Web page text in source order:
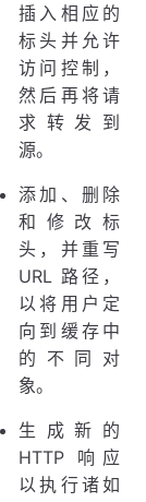
插入相应的
标头并允许
访问控制，
然后再将请
求转发到
源。
添加、删除
和修改标
头，并重写
URL 路径，
以将用户定
向到缓存中
的不同对
象。
生成新的
HTTP 响应
以执行诸如